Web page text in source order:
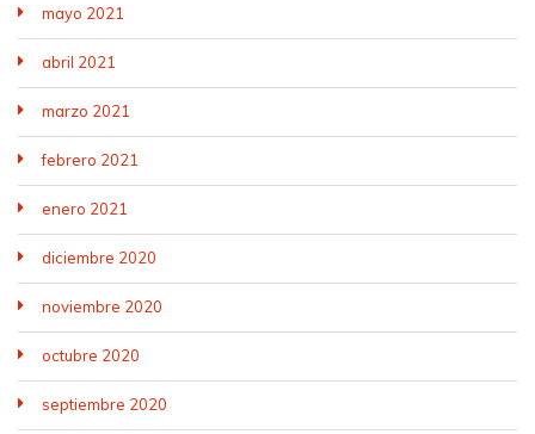
mayo 2021
abril 2021
marzo 2021
febrero 2021
enero 2021
diciembre 2020
noviembre 2020
octubre 2020
septiembre 2020